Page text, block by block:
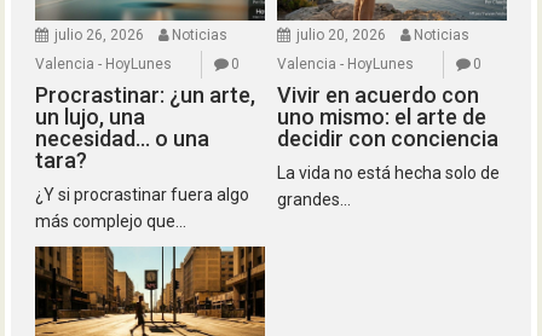
julio 26, 2026
Noticias
Valencia - HoyLunes
0
Procrastinar: ¿un arte,
un lujo, una
necesidad… o una
tara?
¿Y si procrastinar fuera algo
más complejo que...
julio 20, 2026
Noticias
Valencia - HoyLunes
0
Vivir en acuerdo con
uno mismo: el arte de
decidir con conciencia
La vida no está hecha solo de
grandes...